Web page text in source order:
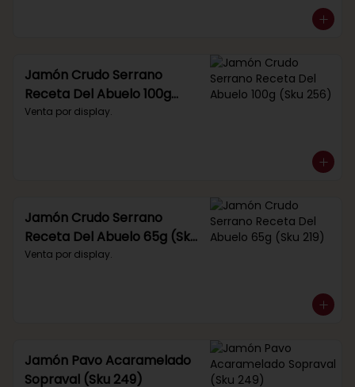
Jamón Crudo Serrano
Receta Del Abuelo 100g
(Sku 256)
Venta por display.
Jamón Crudo Serrano
Receta Del Abuelo 65g (Sku
219)
Venta por display.
Jamón Pavo Acaramelado
Sopraval (Sku 249)